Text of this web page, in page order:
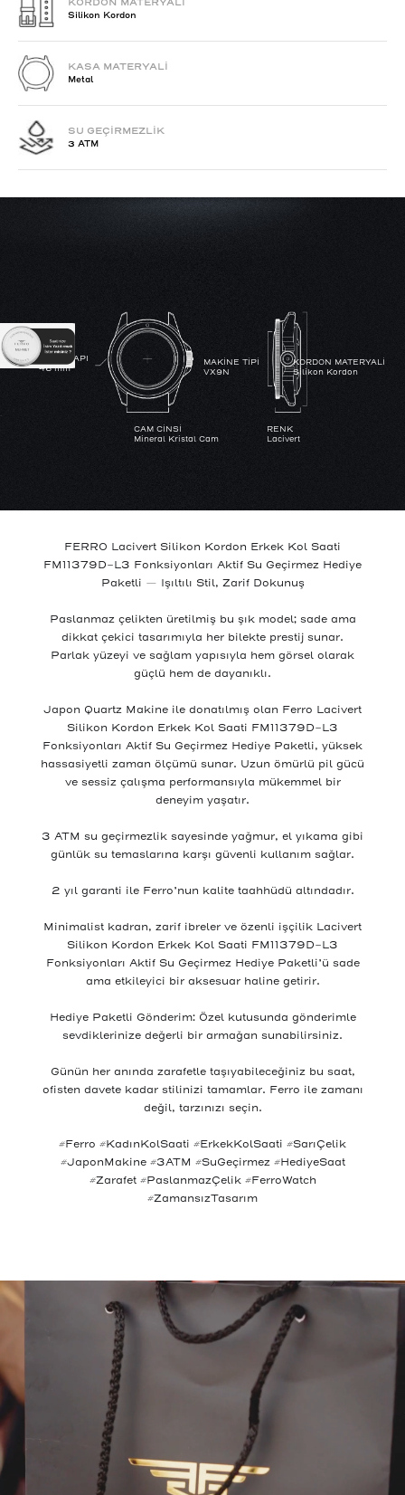
KORDON MATERYALİ
Silikon Kordon
KASA MATERYALİ
Metal
SU GEÇİRMEZLİK
3 ATM
KASA ÇAPI
46 mm
CAM CİNSİ
Mineral Kristal Cam
MAKİNE TİPİ
VX9N
RENK
Lacivert
KORDON MATERYALİ
Silikon Kordon
FERRO Lacivert Silikon Kordon Erkek Kol Saati
FM11379D-L3 Fonksiyonları Aktif Su Geçirmez Hediye
Paketli — Işıltılı Stil, Zarif Dokunuş
Paslanmaz çelikten üretilmiş bu şık model; sade ama
dikkat çekici tasarımıyla her bilekte prestij sunar.
Parlak yüzeyi ve sağlam yapısıyla hem görsel olarak
güçlü hem de dayanıklı.
Japon Quartz Makine ile donatılmış olan Ferro Lacivert
Silikon Kordon Erkek Kol Saati FM11379D-L3
Fonksiyonları Aktif Su Geçirmez Hediye Paketli, yüksek
hassasiyetli zaman ölçümü sunar. Uzun ömürlü pil gücü
ve sessiz çalışma performansıyla mükemmel bir
deneyim yaşatır.
3 ATM su geçirmezlik sayesinde yağmur, el yıkama gibi
günlük su temaslarına karşı güvenli kullanım sağlar.
2 yıl garanti ile Ferro’nun kalite taahhüdü altındadır.
Minimalist kadran, zarif ibreler ve özenli işçilik Lacivert
Silikon Kordon Erkek Kol Saati FM11379D-L3
Fonksiyonları Aktif Su Geçirmez Hediye Paketli’ü sade
ama etkileyici bir aksesuar haline getirir.
Hediye Paketli Gönderim: Özel kutusunda gönderimle
sevdiklerinize değerli bir armağan sunabilirsiniz.
Günün her anında zarafetle taşıyabileceğiniz bu saat,
ofisten davete kadar stilinizi tamamlar. Ferro ile zamanı
değil, tarzınızı seçin.
#Ferro #KadınKolSaati #ErkekKolSaati #SarıÇelik
#JaponMakine #3ATM #SuGeçirmez #HediyeSaat
#Zarafet #PaslanmazÇelik #FerroWatch
#ZamansızTasarım